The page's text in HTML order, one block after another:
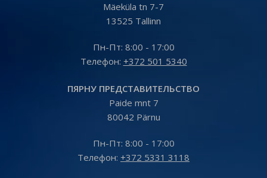
Mäeküla tn 7-7
13525 Tallinn
Пн-Пт: 8:00 - 17:00
Телефон: +372 501 5340
ПЯРНУ ПРЕДСТАВИТЕЛЬСТВО
Paide mnt 7
80042 Pärnu
Пн-Пт: 8:00 - 17:00
Tелефон: +372 5331 3118